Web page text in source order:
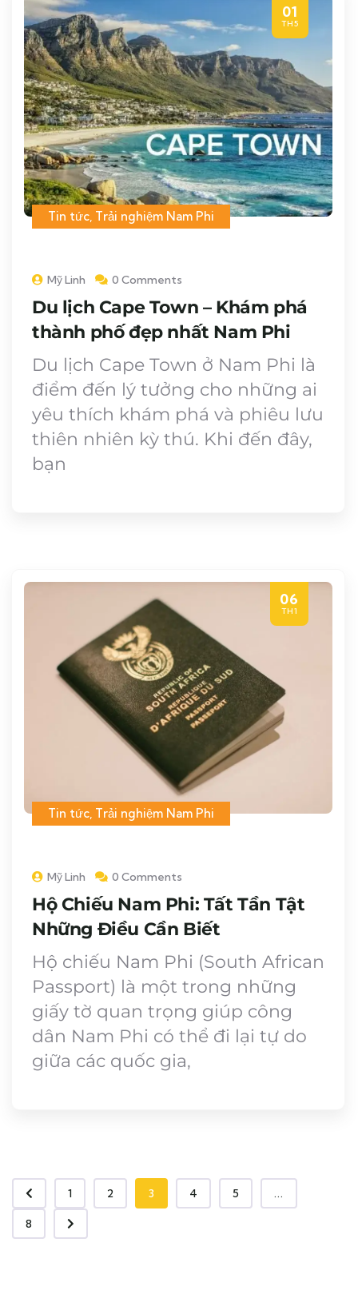
01
TH5
Tin tức, Trải nghiệm Nam Phi
Mỹ Linh 0 Comments
Du lịch Cape Town – Khám phá
thành phố đẹp nhất Nam Phi
Du lịch Cape Town ở Nam Phi là
điểm đến lý tưởng cho những ai
yêu thích khám phá và phiêu lưu
thiên nhiên kỳ thú. Khi đến đây,
bạn
06
TH1
Tin tức Trải nghiệm Nam Phi
Mỹ Linh 0 Comments
Hộ Chiếu Nam Phi: Tất Tần Tật
Những Điều Cần Biết
Hộ chiếu Nam Phi (South African
Passport) là một trong những
giấy tờ quan trọng giúp công
dân Nam Phi có thể đi lại tự do
giữa các quốc gia,
1 2 3 4 5 ...
8